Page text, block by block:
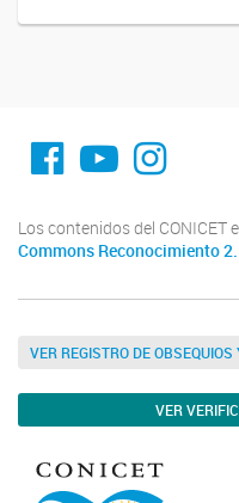
fa-facebook
YouTube
Los contenidos del CONICET
Commons Reconocimiento
VER REGISTRO DE
VER